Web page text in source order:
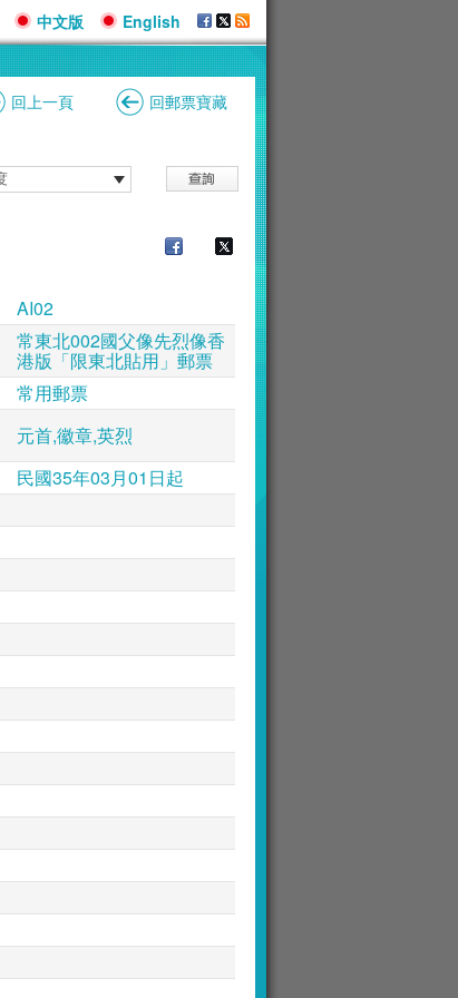
中文版 English
回上一頁 回郵票寶藏
AI02
常東北002國父像先烈像香
港版「限東北貼用」郵票
常用郵票
元首,徽章,英烈
民國35年03月01日起